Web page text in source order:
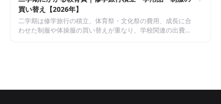
買い替え【2026年】
二学期は修学旅行の積立、体育祭・文化祭の費用、成長に合
わせた制服や体操服の買い替えが重なり、学校関連の出費が